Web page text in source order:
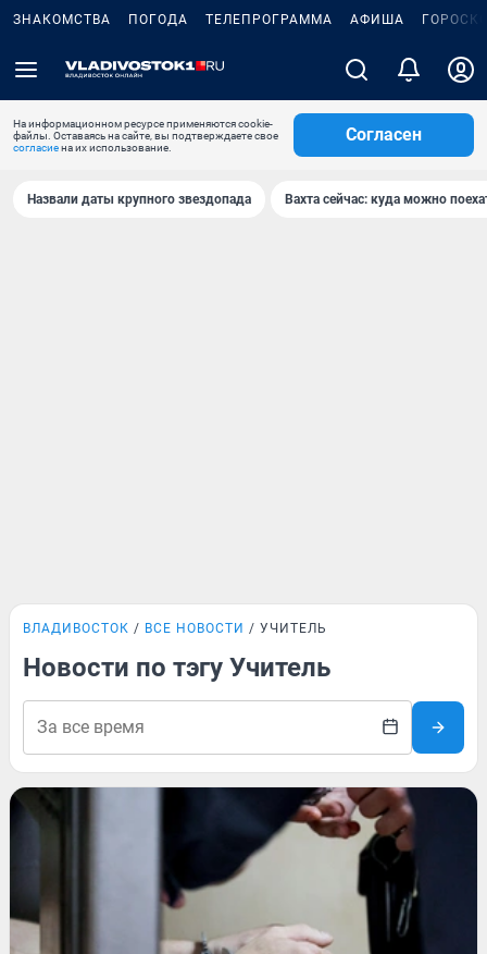
ЗНАКОМСТВА ПОГОДА ТЕЛЕПРОГРАММА АФИША
На информационном ресурсе применяются cookie-
файлы. Оставаясь на сайте, вы подтверждаете свое
согласиена их использование.
Согласен
Назвали даты крупного звездопада Вахта сейчас: куда можно
ВЛАДИВОСТОК ВСЕ НОВОСТИ УЧИТЕЛЬ
Новости по тэгу Учитель